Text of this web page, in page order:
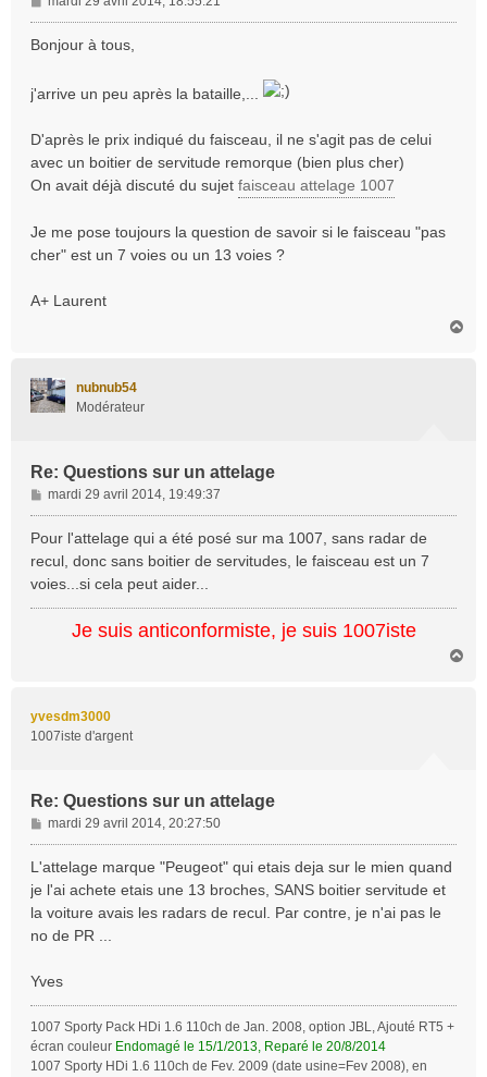
e
s
g
Bonjour à tous,
j'arrive un peu après la bataille,...
D'après le prix indiqué du faisceau, il ne s'agit pas de celui
avec un boitier de servitude remorque (bien plus cher)
On avait déjà discuté du sujet faisceau attelage 1007
Je me pose toujours la question de savoir si le faisceau "pas
cher" est un 7 voies ou un 13 voies ?
A+ Laurent
nubnub54
Modérateur
Re: Questions sur un attelage
M
e
s
g
e
mardi 29 avril 2014, 19:49:37
Pour l'attelage qui a été posé sur ma 1007, sans radar de
recul, donc sans boitier de servitudes, le faisceau est un 7
voies...si cela peut aider...
Je suis anticonformiste, je suis 1007iste
yvesdm3000
1007iste d'argent
Re: Questions sur un attelage
M
e
s
s
g
e
mardi 29 avril 2014, 20:27:50
L'attelage marque "Peugeot" qui etais deja sur le mien quand
je l'ai achete etais une 13 broches, SANS boitier servitude et
la voiture avais les radars de recul. Par contre, je n'ai pas le
no de PR ...
Yves
1007 Sporty Pack HDi 1.6 110ch de Jan. 2008, option JBL, Ajouté RT5 +
écran couleur Endomagé le 15/1/2013, Reparé le 20/8/2014
1007 Sporty HDi 1.6 110ch de Fev. 2009 (date usine=Fev 2008), en